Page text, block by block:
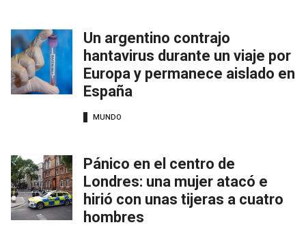
Un argentino contrajo
hantavirus durante un viaje por
Europa y permanece aislado en
España
MUNDO
Pánico en el centro de
Londres: una mujer atacó e
hirió con unas tijeras a cuatro
hombres